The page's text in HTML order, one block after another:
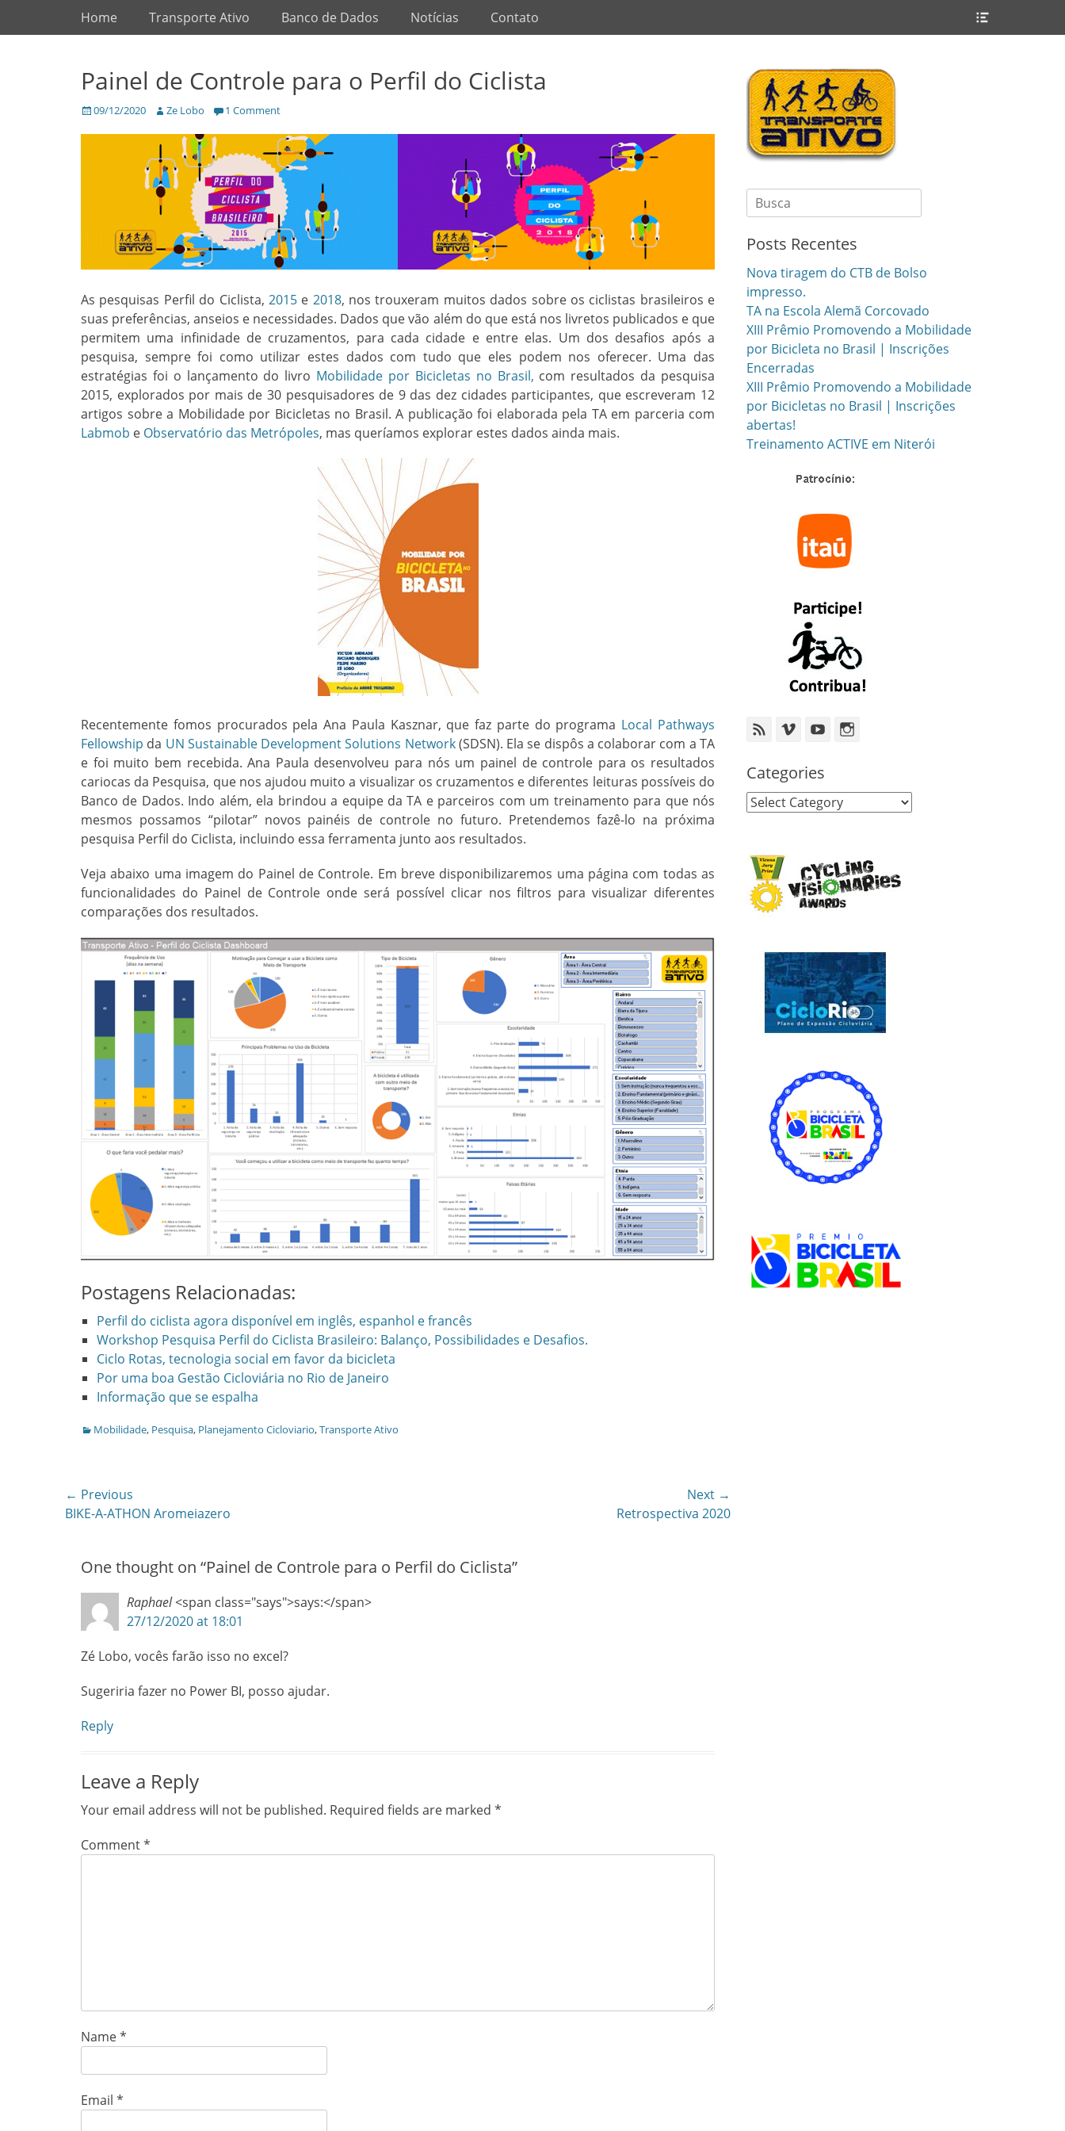
Primary Menu
SkipHome Transporte Ativo Banco de Dados Notícias Contato
Painel de Controle para o Perfil do Ciclista
Posted
09/12/2020 Author
Ze Lobo 1 Comment
As pesquisas Perfil do Ciclista, 2015e 2018, nos trouxeram muitos dados sobre os ciclistas brasileiros e
suas preferências, anseios e necessidades. Dados que vão além do que está nos livretos publicados e que
permitem uma infinidade de cruzamentos, para cada cidade e entre elas. Um dos desafios após a
pesquisa, sempre foi como utilizar estes dados com tudo que eles podem nos oferecer. Uma das
estratégias foi o lançamento do livro Mobilidade por Bicicletas no Brasil, com resultados da pesquisa
2015, explorados por mais de 30 pesquisadores de 9 das dez cidades participantes, que escreveram 12
artigos sobre a Mobilidade por Bicicletas no Brasil. A publicação foi elaborada pela TA em parceria com
Labmob e Observatório das Metrópoles, mas queríamos explorar estes dados ainda mais.
Recentemente fomos procurados pela Ana Paula Kasznar, que faz parte do programa Local Pathways
Fellowship da UN Sustainable Development Solutions Network(SDSN). Ela se dispôs a colaborar com a TA
e foi muito bem recebida. Ana Paula desenvolveu para nós um painel de controle para os resultados
cariocas da Pesquisa, que nos ajudou muito a visualizar os cruzamentos e diferentes leituras possíveis do
Banco de Dados. Indo além, ela brindou a equipe da TA e parceiros com um treinamento para que nós
mesmos possamos “pilotar” novos painéis de controle no futuro. Pretendemos fazê-lo na próxima
pesquisa Perfil do Ciclista, incluindo essa ferramenta junto aos resultados.
Veja abaixo uma imagem do Painel de Controle. Em breve disponibilizaremos uma página com todas as
funcionalidades do Painel de Controle onde será possível clicar nos filtros para visualizar diferentes
comparações dos resultados.
Postagens Relacionadas:
Perfil do ciclista agora disponível em inglês, espanhol e francês
Workshop Pesquisa Perfil do Ciclista Brasileiro: Balanço, Possibilidades e Desafios.
Ciclo Rotas, tecnologia social em favor da bicicleta
Por uma boa Gestão Cicloviária no Rio de Janeiro
Informação que se espalha
Categories
Mobilidade, Pesquisa, Planejamento Cicloviario,Transporte Ativo
Post
navigation
← Previous
Previous
BIKE-A-ATHON Aromeiazero
Next →
Retrospectiva 2020
One thought on “Painel de Controle para o Perfil do Ciclista”
Raphael<span class="says">says:</span>
27/12/2020 at 18:01
Zé Lobo, vocês farão isso no excel?
Sugeriria fazer no Power BI, posso ajudar.
Reply
Leave a Reply
Your email address will not be published. Required fields are marked *
Comment*
Name*
Email *
Search
for:
Posts Recentes
Nova tiragem do CTB de Bolso
impresso.
TA na Escola Alemã Corcovado
XIII Prêmio Promovendo a Mobilidade
por Bicicleta no Brasil | Inscrições
Encerradas
XIII Prêmio Promovendo a Mobilidade
por Bicicletas no Brasil | Inscrições
abertas!
Treinamento ACTIVE em Niterói
Feed VimeoYouTube
Categories
Categories